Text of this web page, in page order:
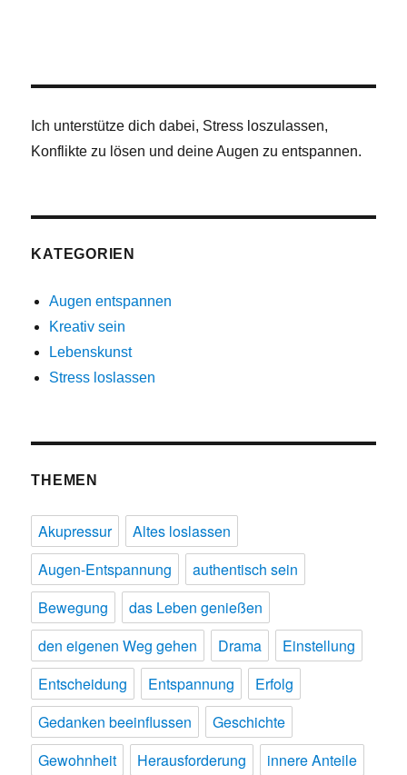
Ich unterstütze dich dabei, Stress loszulassen,
Konflikte zu lösen und deine Augen zu entspannen.
KATEGORIEN
Augen entspannen
Kreativ sein
Lebenskunst
Stress loslassen
THEMEN
Akupressur
Altes loslassen
Augen-Entspannung
authentisch sein
Bewegung
das Leben genießen
den eigenen Weg gehen
Drama
Einstellung
Entscheidung
Entspannung
Erfolg
Gedanken beeinflussen
Geschichte
Gewohnheit
Herausforderung
innere Anteile